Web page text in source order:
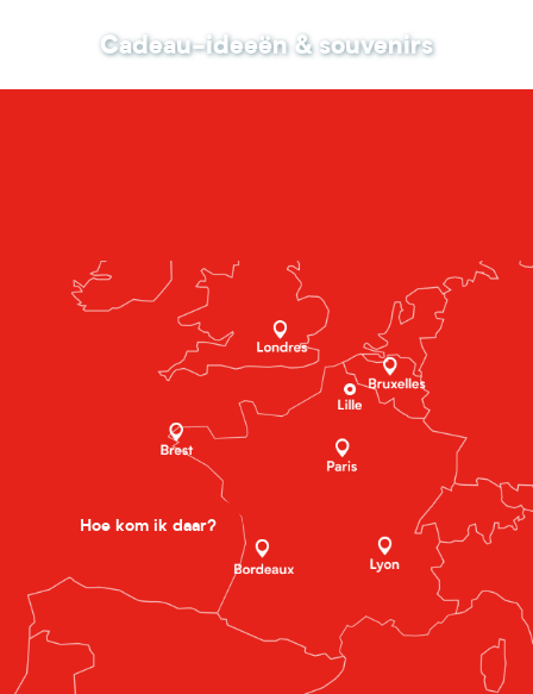
Cadeau-ideeën & souvenirs
Hoe kom ik daar?